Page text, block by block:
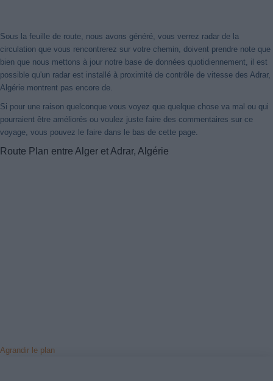
Sous la feuille de route, nous avons généré, vous verrez radar de la
circulation que vous rencontrerez sur votre chemin, doivent prendre note que
bien que nous mettons à jour notre base de données quotidiennement, il est
possible qu'un radar est installé à proximité de contrôle de vitesse des Adrar,
Algérie montrent pas encore de.
Si pour une raison quelconque vous voyez que quelque chose va mal ou qui
pourraient être améliorés ou voulez juste faire des commentaires sur ce
voyage, vous pouvez le faire dans le bas de cette page.
Route Plan entre Alger et Adrar, Algérie
Agrandir le plan